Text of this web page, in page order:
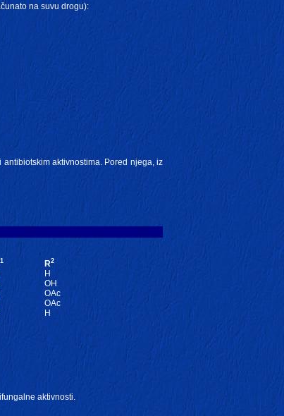
na suvu drogu):
aktivnostima. Pored njega, iz
1 R2
H
OH
OAc
OAc
H
aktivnosti.